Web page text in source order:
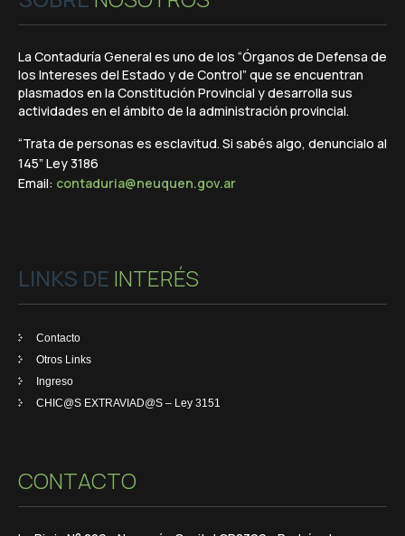
La Contaduría General es uno de los “Órganos de Defensa de
los Intereses del Estado y de Control” que se encuentran
plasmados en la Constitución Provincial y desarrolla sus
actividades en el ámbito de la administración provincial.
“Trata de personas es esclavitud. Si sabés algo, denuncialo al
145” Ley 3186
Email: contaduria@neuquen.gov.ar
LINKS DE INTERÉS
Contacto
Otros Links
Ingreso
CHIC@S EXTRAVIAD@S – Ley 3151
CONTACTO